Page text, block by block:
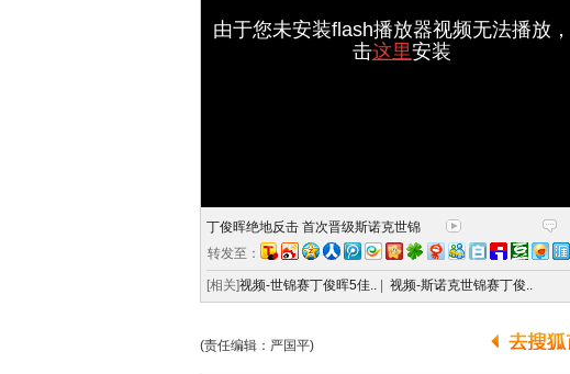
由于您未安装flash播放器视频无法播放
击这里安装
丁俊晖绝地反击 首次晋级斯诺克世锦
转发至：
[相关]视频-世锦赛丁俊晖5佳.. 视频-斯诺克世锦赛丁俊..
(责任编辑：严国平)